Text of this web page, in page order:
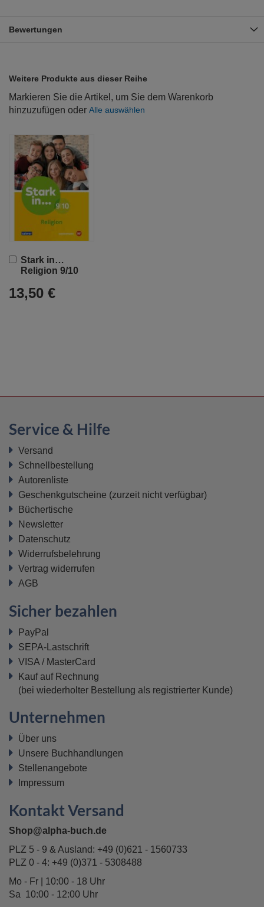
Bewertungen
Weitere Produkte aus dieser Reihe
Markieren Sie die Artikel, um Sie dem Warenkorb
hinzuzufügen oder Alle auswählen
Stark in…
Religion 9/10
13,50 €
In
den
Warenkorb
Service & Hilfe
Versand
Schnellbestellung
Autorenliste
Geschenkgutscheine (zurzeit nicht verfügbar)
Büchertische
Newsletter
Datenschutz
Widerrufsbelehrung
Vertrag widerrufen
AGB
Sicher bezahlen
PayPal
SEPA-Lastschrift
VISA / MasterCard
Kauf auf Rechnung
(bei wiederholter Bestellung als registrierter Kunde)
Unternehmen
Über uns
Unsere Buchhandlungen
Stellenangebote
Impressum
Kontakt Versand
Shop@alpha-buch.de
PLZ 5 - 9 & Ausland: +49 (0)621 - 1560733
PLZ 0 - 4: +49 (0)371 - 5308488
Mo - Fr | 10:00 - 18 Uhr
Sa 10:00 - 12:00 Uhr